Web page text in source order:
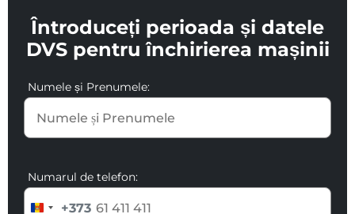
Întroduceți perioada și datele
DVS pentru închirierea mașinii
Numele și Prenumele:
Numarul de telefon:
+373